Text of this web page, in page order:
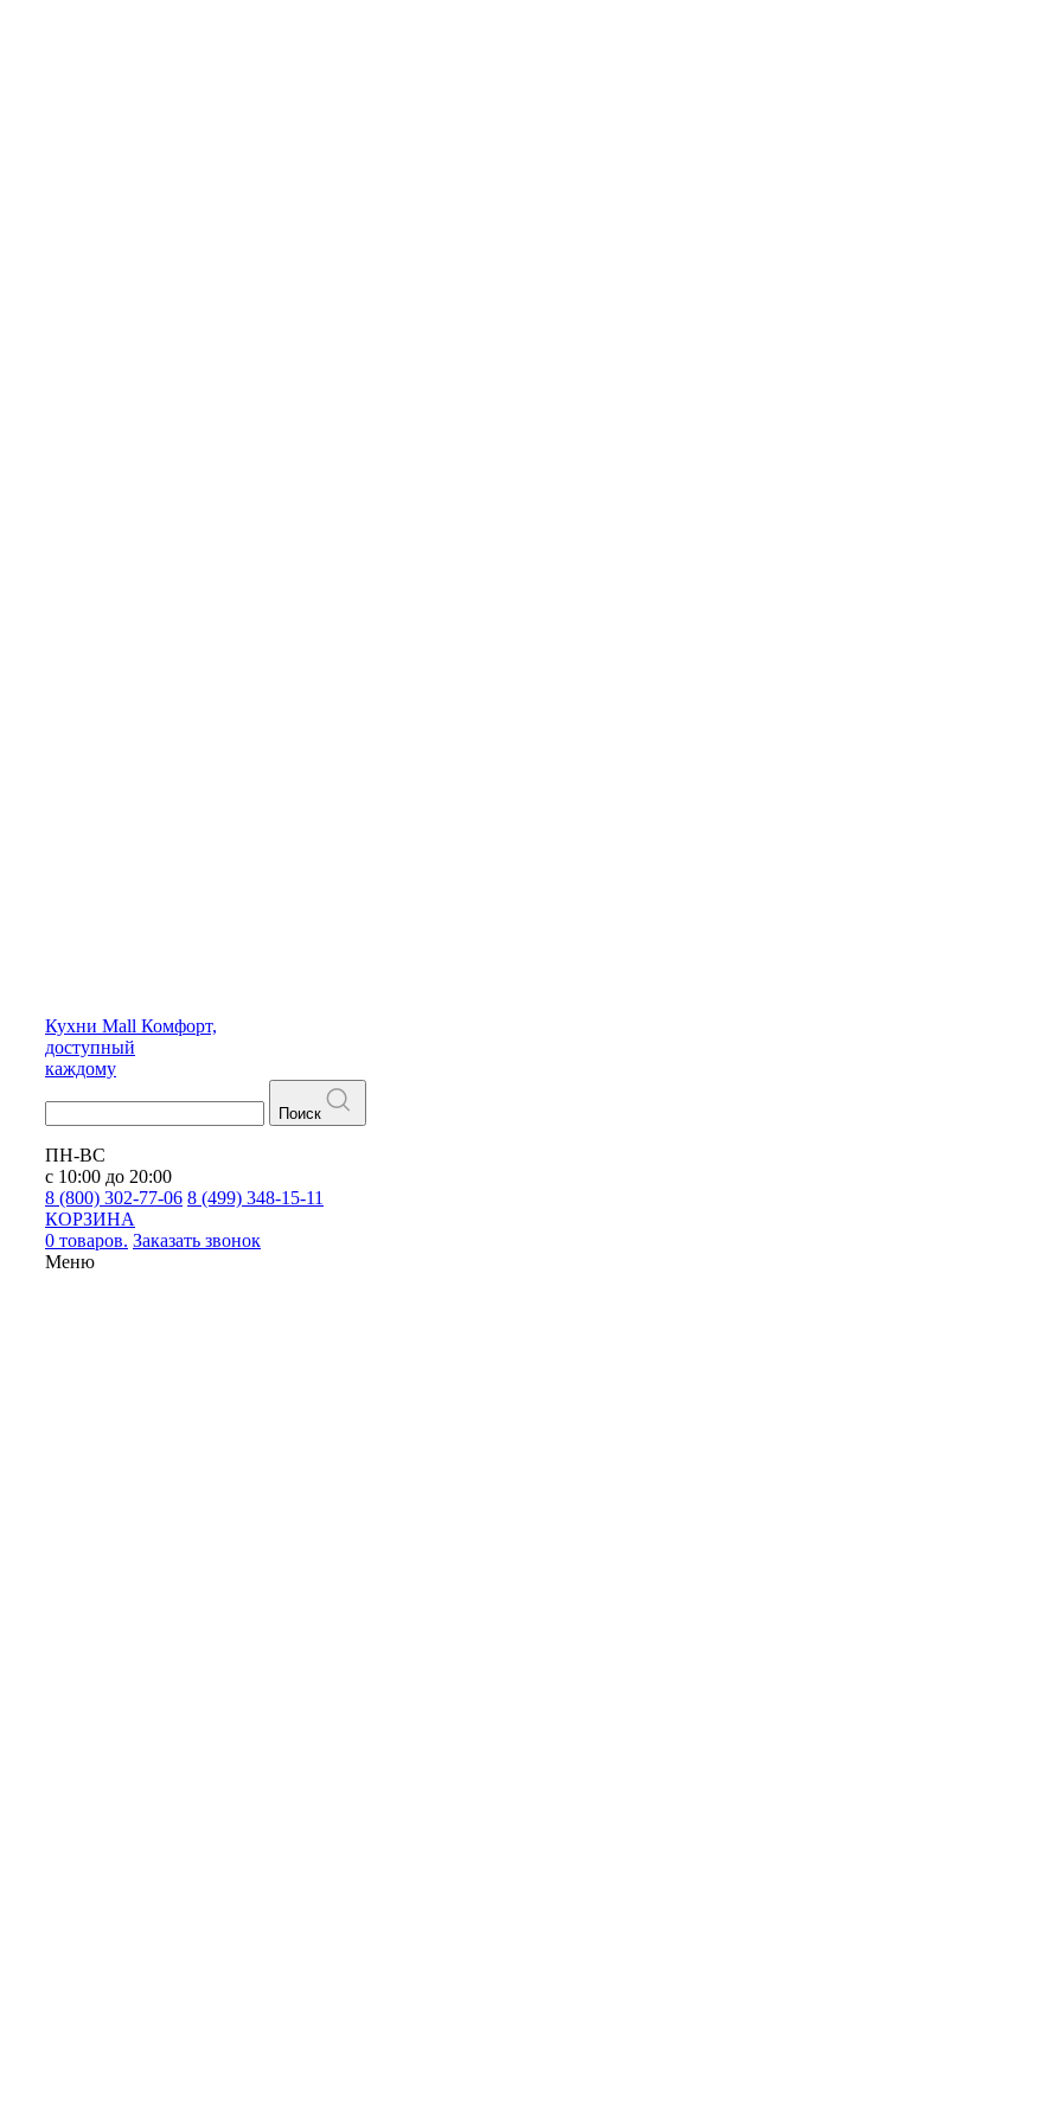
Кухни Mall Комфорт,
доступный
каждому
Поиск
ПН-ВС
с 10:00 до 20:00
8 (800) 302-77-06 8 (499) 348-15-11
КОРЗИНА
0 товаров. Заказать звонок
Меню